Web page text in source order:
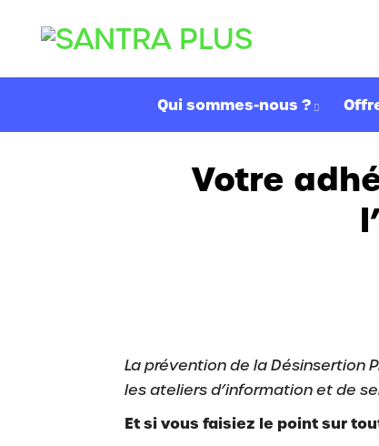
Qui sommes-nous ?
Votre
La prévention de la Désinsertion
les ateliers d’information et de
Et si vous faisiez le point sur